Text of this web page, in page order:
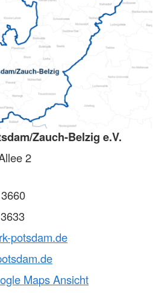
Zauch-Belzig e.V.
2
potsdam.de
Maps Ansicht